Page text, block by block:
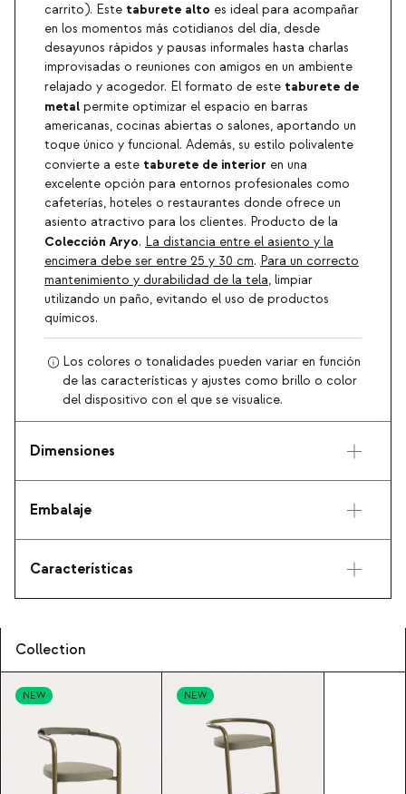
carrito). Este taburete alto es ideal para acompañar
en los momentos más cotidianos del día, desde
desayunos rápidos y pausas informales hasta charlas
improvisadas o reuniones con amigos en un ambiente
relajado y acogedor. El formato de este taburete de
metal permite optimizar el espacio en barras
americanas, cocinas abiertas o salones, aportando un
toque único y funcional. Además, su estilo polivalente
convierte a este taburete de interior en una
excelente opción para entornos profesionales como
cafeterías, hoteles o restaurantes donde ofrece un
asiento atractivo para los clientes. Producto de la
Colección Aryo. La distancia entre el asiento y la
encimera debe ser entre 25 y 30 cm. Para un correcto
mantenimiento y durabilidad de la tela, limpiar
utilizando un paño, evitando el uso de productos
químicos.
Los colores o tonalidades pueden variar en función
de las características y ajustes como brillo o color
del dispositivo con el que se visualice.
Dimensiones
Embalaje
Características
Collection
NEW NEW